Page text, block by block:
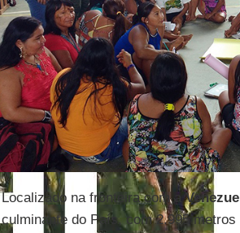
Localizado na fronteira com a
culminante do País, com 2.995